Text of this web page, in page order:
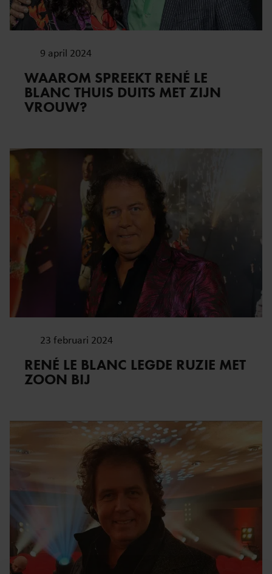
9 april 2024
WAAROM SPREEKT RENÉ LE
BLANC THUIS DUITS MET ZIJN
VROUW?
23 februari 2024
RENÉ LE BLANC LEGDE RUZIE MET
ZOON BIJ